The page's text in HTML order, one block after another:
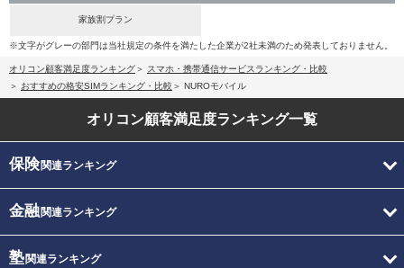
家族割プラン
※文字がグレーの部門は当社規定の条件を満たした企業が2社未満のため発表しておりません。
オリコン顧客満足度ランキング
スマホ・携帯通信サービスランキング・比較
おすすめの格安SIMランキング・比較
NUROモバイル
オリコン顧客満足度ランキング一覧
保険関連ランキング
金融関連ランキング
塾関連ランキング